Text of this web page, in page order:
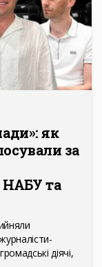
як
за
НАБУ та
діячі,